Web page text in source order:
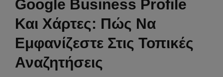
Google Business Profile
Και Χάρτες: Πώς Να
Εμφανίζεστε Στις Τοπικές
Αναζητήσεις